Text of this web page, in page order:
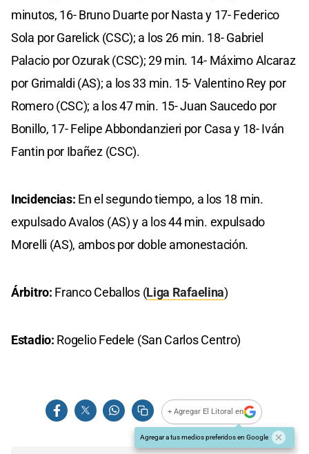
minutos, 16- Bruno Duarte por Nasta y 17- Federico
Sola por Garelick (CSC); a los 26 min. 18- Gabriel
Palacio por Ozurak (CSC); 29 min. 14- Máximo Alcaraz
por Grimaldi (AS); a los 33 min. 15- Valentino Rey por
Romero (CSC); a los 47 min. 15- Juan Saucedo por
Bonillo, 17- Felipe Abbondanzieri por Casa y 18- Iván
Fantin por Ibañez (CSC).
Incidencias: En el segundo tiempo, a los 18 min.
expulsado Avalos (AS) y a los 44 min. expulsado
Morelli (AS), ambos por doble amonestación.
Árbitro: Franco Ceballos (Liga Rafaelina)
Estadio: Rogelio Fedele (San Carlos Centro)
+ Agregar El Litoral en
Agregar a tus medios preferidos en Google